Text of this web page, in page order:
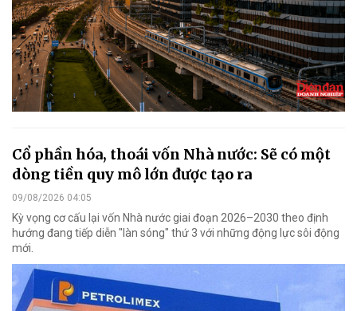
Cổ phần hóa, thoái vốn Nhà nước: Sẽ có một
dòng tiền quy mô lớn được tạo ra
09/08/2026 04:05
Kỳ vọng cơ cấu lại vốn Nhà nước giai đoạn 2026–2030 theo định
hướng đang tiếp diễn "làn sóng" thứ 3 với những động lực sôi động
mới.